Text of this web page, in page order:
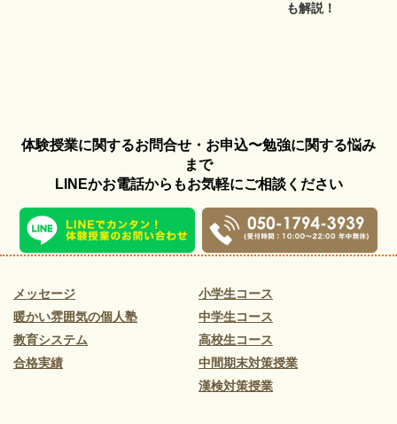
も解説！
体験授業に関するお問合せ・お申込〜勉強に関する悩み
まで
LINEかお電話からもお気軽にご相談ください
メッセージ
暖かい雰囲気の個人塾
教育システム
合格実績
小学生コース
中学生コース
高校生コース
中間期末対策授業
漢検対策授業